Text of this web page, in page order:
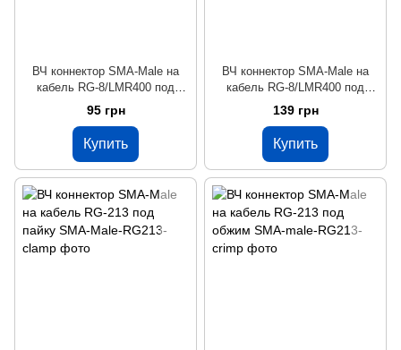
ВЧ коннектор SMA-Male на
кабель RG-8/LMR400 под
обжим
95 грн
Купить
ВЧ коннектор SMA-Male на
кабель RG-8/LMR400 под
обжим, угловой
139 грн
Купить